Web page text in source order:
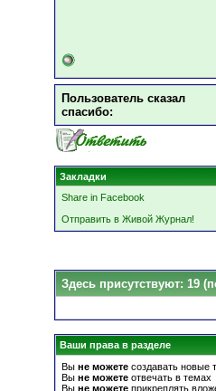
Пользователь сказал
cпасибо:
Закладки
Share in Facebook
Отправить в Живой Журнал!
Здесь присутствуют: 19
Ваши права в разделе
Вы не можете создавать новые
Вы не можете отвечать в темах
Вы не можете прикреплять